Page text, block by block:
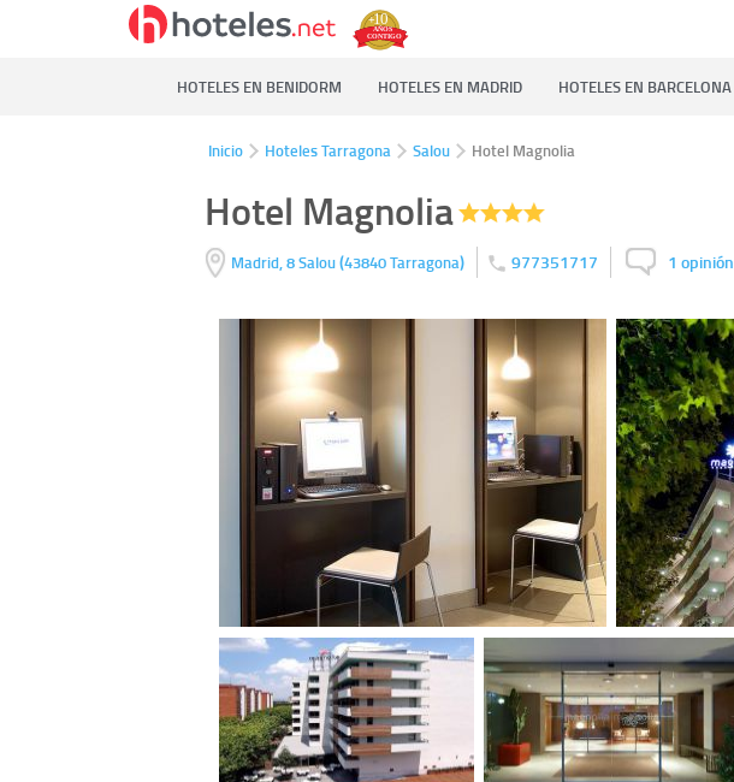
HOTELES EN BENIDORM HOTELES EN MADRID HOTELES EN BARCELONA
Inicio Hoteles Tarragona Salou Hotel Magnolia
Hotel Magnolia
Madrid, 8Salou(43840Tarragona) 977351717 1 opinión